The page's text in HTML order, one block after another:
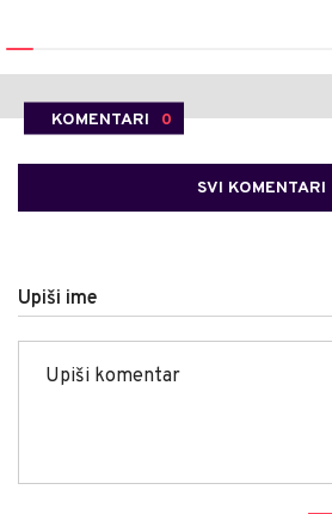
KOMENTARI 0
SVI KOMENTARI
Upiši ime